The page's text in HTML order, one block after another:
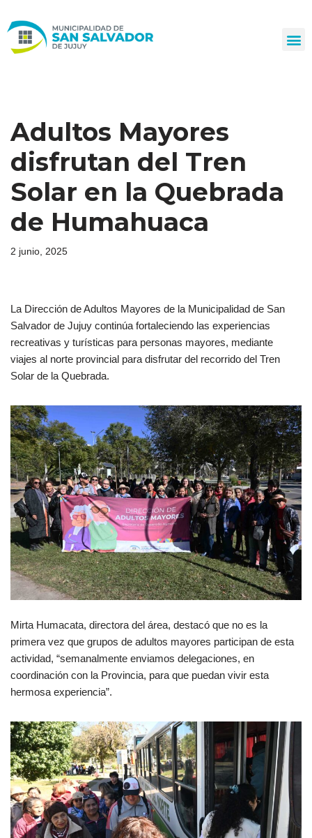
al
Adultos Mayores
disfrutan del Tren
Solar en la Quebrada
de Humahuaca
2 junio, 2025
La Dirección de Adultos Mayores de la Municipalidad de San
Salvador de Jujuy continúa fortaleciendo las experiencias
recreativas y turísticas para personas mayores, mediante
viajes al norte provincial para disfrutar del recorrido del Tren
Solar de la Quebrada.
Mirta Humacata, directora del área, destacó que no es la
primera vez que grupos de adultos mayores participan de esta
actividad, “semanalmente enviamos delegaciones, en
coordinación con la Provincia, para que puedan vivir esta
hermosa experiencia”.